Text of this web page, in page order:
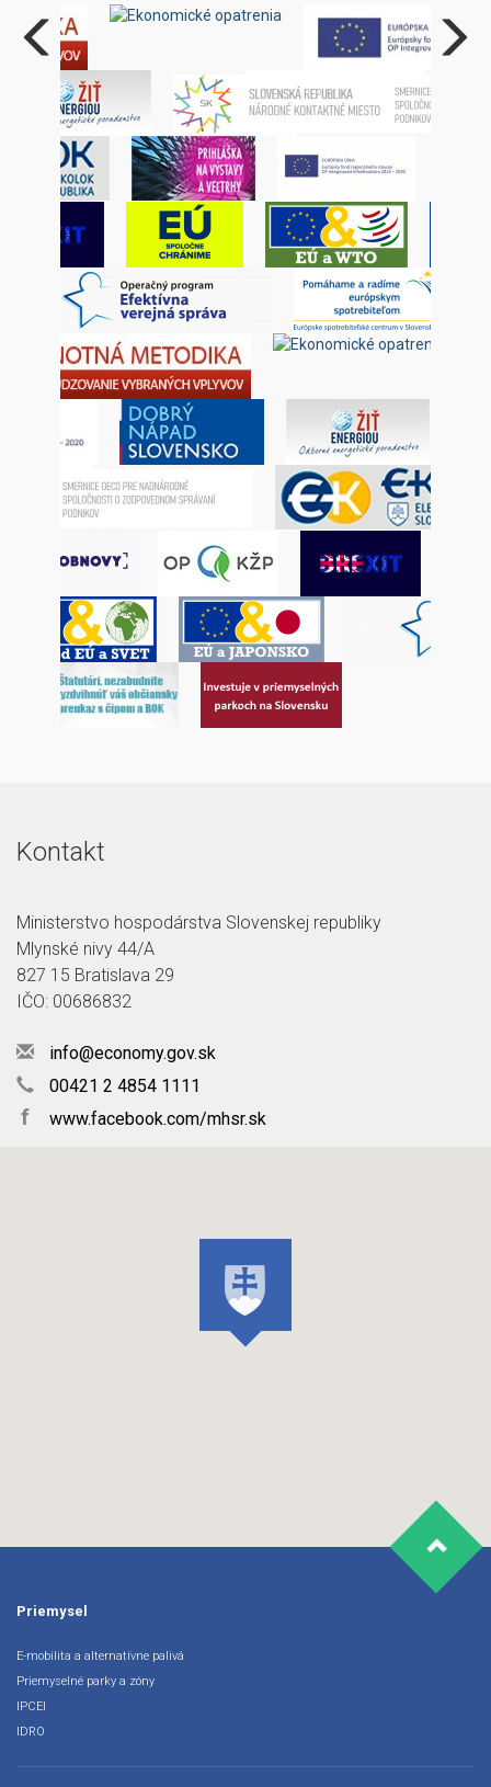
Kontakt
Ministerstvo hospodárstva Slovenskej republiky
Mlynské nivy 44/A
827 15 Bratislava 29
IČO: 00686832
info@economy.gov.sk
00421 2 4854 1111
f www.facebook.com/mhsr.sk
Priemysel
E-mobilita a alternatívne palivá
Priemyselné parky a zóny
IPCEI
IDRO